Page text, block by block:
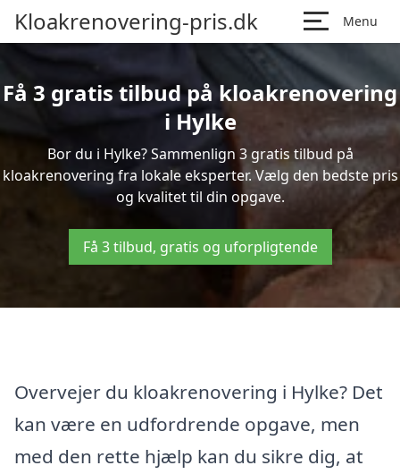
Kloakrenovering-pris.dk Menu
Få 3 gratis tilbud på kloakrenovering
i Hylke
Bor du i Hylke? Sammenlign 3 gratis tilbud på
kloakrenovering fra lokale eksperter. Vælg den bedste pris
og kvalitet til din opgave.
Få 3 tilbud, gratis og uforpligtende
Overvejer du kloakrenovering i Hylke? Det
kan være en udfordrende opgave, men
med den rette hjælp kan du sikre dig, at